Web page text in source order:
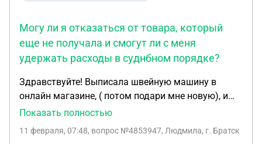
Могу ли я отказаться от товара, который
еще не получала и смогут ли с меня
удержать расходы в суднбном порядке?
Здравствуйте! Выписала швейную машину в
онлайн магазине, ( потом подари мне новую), и
теперь не нуджаюсь в ней. Могу ли я отказаться
меня удержать расходы в суднбном порядке? С
Показать полностью
11 февраля, 07:48, вопрос №4853947, Людмила, г. Братск